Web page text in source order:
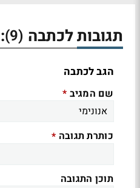
תגובות לכתבה (9)
:
הגב לכתבה
שם המגיב *
כותרת תגובה *
תוכן התגובה